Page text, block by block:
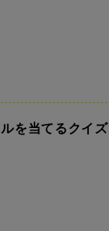
を当てるクイズ